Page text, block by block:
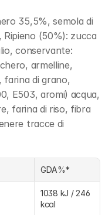
35,5%, semola di
(50%): zucca
conservante:
armelline,
farina di grano,
E503, aromi) acqua,
farina di riso, fibra
tracce di
GDA%*
1038 kJ / 246
kcal